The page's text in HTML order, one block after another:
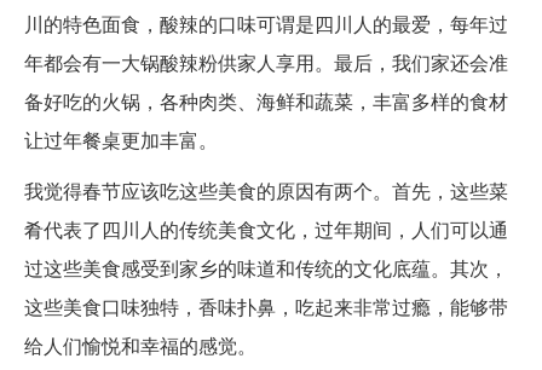
川的特色面食，酸辣的口味可谓是四川人的最爱，每年过
年都会有一大锅酸辣粉供家人享用。最后，我们家还会准
备好吃的火锅，各种肉类、海鲜和蔬菜，丰富多样的食材
让过年餐桌更加丰富。
我觉得春节应该吃这些美食的原因有两个。首先，这些菜
肴代表了四川人的传统美食文化，过年期间，人们可以通
过这些美食感受到家乡的味道和传统的文化底蕴。其次，
这些美食口味独特，香味扑鼻，吃起来非常过瘾，能够带
给人们愉悦和幸福的感觉。